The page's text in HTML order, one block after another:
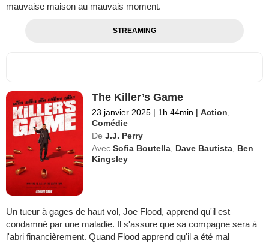
mauvaise maison au mauvais moment.
STREAMING
The Killer’s Game
23 janvier 2025 | 1h 44min | Action
Comédie
De J.J. Perry
Avec Sofia Boutella Dave Bautista Ben
Kingsley
Un tueur à gages de haut vol, Joe Flood, apprend qu'il est
condamné par une maladie. Il s'assure que sa compagne sera à
l'abri financièrement. Quand Flood apprend qu'il a été mal